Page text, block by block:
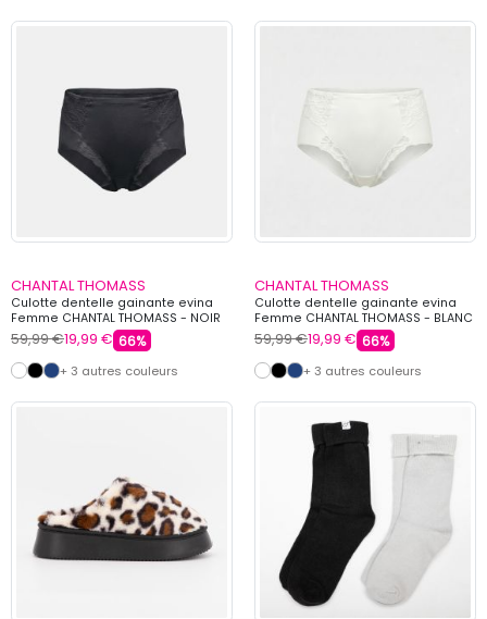
CHANTAL THOMASS
Culotte dentelle gainante evina
Femme CHANTAL THOMASS - NOIR
59,99 €19,99 € 66%
+ 3 autres couleurs
CHANTAL THOMASS
Culotte dentelle gainante evina
Femme CHANTAL THOMASS - BLANC
59,99 €19,99 € 66%
+ 3 autres couleurs